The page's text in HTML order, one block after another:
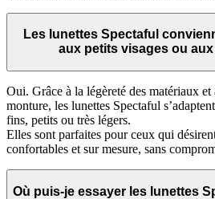
Les lunettes Spectaful
aux petits visages ou
Oui. Grâce à la légèreté des matériaux
monture, les lunettes Spectaful
fins, petits ou très légers.
Elles sont parfaites pour ceux qui
confortables et sur mesure, sans
Où puis-je essayer les lunettes